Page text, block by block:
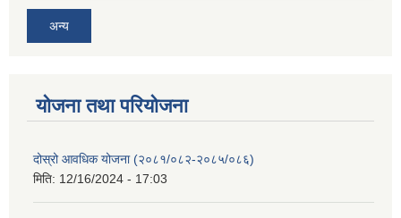
अन्य
योजना तथा परियोजना
दोस्रो आवधिक योजना (२०८१/०८२-२०८५/०८६)
मिति: 12/16/2024 - 17:03